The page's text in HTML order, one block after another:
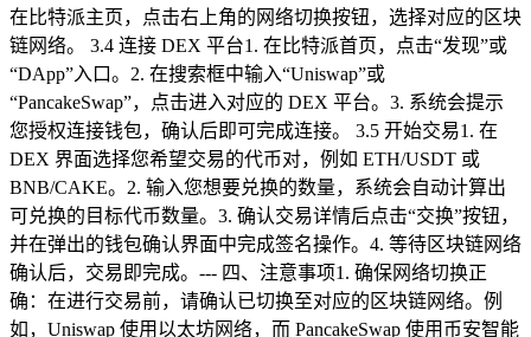
在比特派主页，点击右上角的网络切换按钮，选择对应的区块
链网络。 3.4 连接 DEX 平台1. 在比特派首页，点击“发现”或
“DApp”入口。2. 在搜索框中输入“Uniswap”或
“PancakeSwap”，点击进入对应的 DEX 平台。3. 系统会提示
您授权连接钱包，确认后即可完成连接。 3.5 开始交易1. 在
DEX 界面选择您希望交易的代币对，例如 ETH/USDT 或
BNB/CAKE。2. 输入您想要兑换的数量，系统会自动计算出
可兑换的目标代币数量。3. 确认交易详情后点击“交换”按钮，
并在弹出的钱包确认界面中完成签名操作。4. 等待区块链网络
确认后，交易即完成。--- 四、注意事项1. 确保网络切换正
确：在进行交易前，请确认已切换至对应的区块链网络。例
如，Uniswap 使用以太坊网络，而 PancakeSwap 使用币安智能